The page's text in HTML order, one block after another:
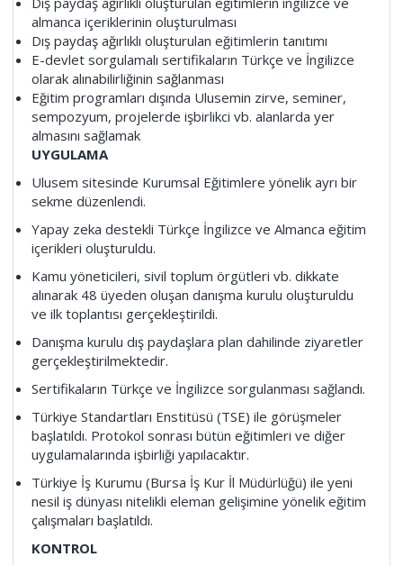
almanca içeriklerinin oluşturulması
Dış paydaş ağırlıklı oluşturulan eğitimlerin tanıtımı
E-devlet sorgulamalı sertifikaların Türkçe ve İngilizce
olarak alınabilirliğinin sağlanması
Eğitim programları dışında Ulusemin zirve, seminer,
sempozyum, projelerde işbirlikci vb. alanlarda yer
almasını sağlamak
UYGULAMA
Ulusem sitesinde Kurumsal Eğitimlere yönelik ayrı bir
sekme düzenlendi.
Yapay zeka destekli Türkçe İngilizce ve Almanca eğitim
içerikleri oluşturuldu.
Kamu yöneticileri, sivil toplum örgütleri vb. dikkate
alınarak 48 üyeden oluşan danışma kurulu oluşturuldu
ve ilk toplantısı gerçekleştirildi.
Danışma kurulu dış paydaşlara plan dahilinde ziyaretler
gerçekleştirilmektedir.
Sertifikaların Türkçe ve İngilizce sorgulanması sağlandı.
Türkiye Standartları Enstitüsü (TSE) ile görüşmeler
başlatıldı. Protokol sonrası bütün eğitimleri ve diğer
uygulamalarında işbirliği yapılacaktır.
Türkiye İş Kurumu (Bursa İş Kur İl Müdürlüğü) ile yeni
nesil iş dünyası nitelikli eleman gelişimine yönelik eğitim
çalışmaları başlatıldı.
KONTROL